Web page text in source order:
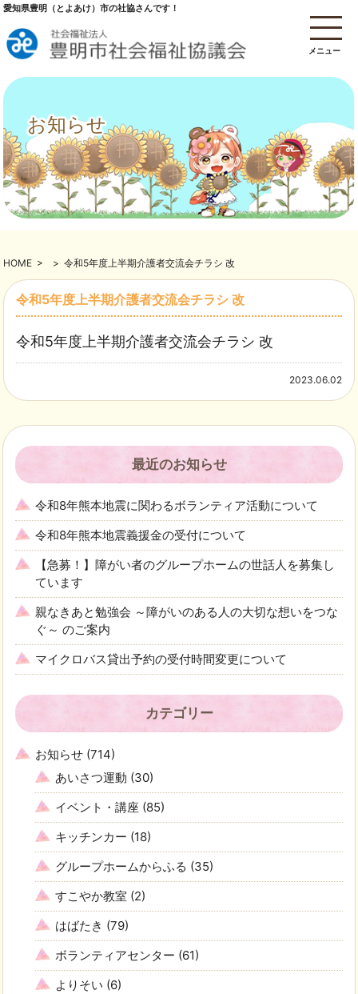
メニュー
愛知県豊明（とよあけ）市の社協さんです！
お知らせ
HOME > > 令和5年度上半期介護者交流会チラシ 改
令和5年度上半期介護者交流会チラシ 改
令和5年度上半期介護者交流会チラシ 改
2023.06.02
最近のお知らせ
令和8年熊本地震に関わるボランティア活動について
令和8年熊本地震義援金の受付について
【急募！】障がい者のグループホームの世話人を募集し
ています
親なきあと勉強会 ～障がいのある人の大切な想いをつな
ぐ～ のご案内
マイクロバス貸出予約の受付時間変更について
カテゴリー
お知らせ (714)
あいさつ運動 (30)
イベント・講座 (85)
キッチンカー (18)
グループホームからふる (35)
すこやか教室 (2)
はばたき (79)
ボランティアセンター (61)
よりそい (6)